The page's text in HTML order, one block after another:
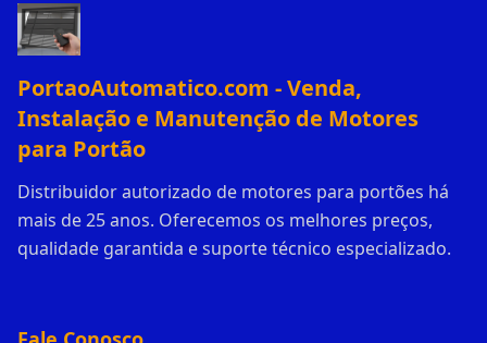
PortaoAutomatico.com - Venda,
Instalação e Manutenção de Motores
para Portão
Distribuidor autorizado de motores para portões há
mais de 25 anos. Oferecemos os melhores preços,
qualidade garantida e suporte técnico especializado.